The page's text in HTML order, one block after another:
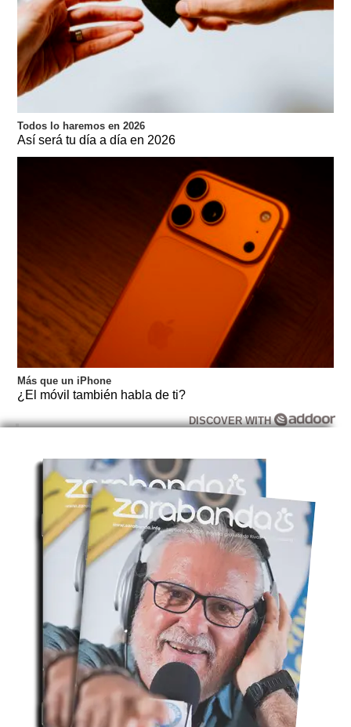
Todos lo haremos en 2026
Así será tu día a día en 2026
Más que un iPhone
¿El móvil también habla de ti?
DISCOVER WITH